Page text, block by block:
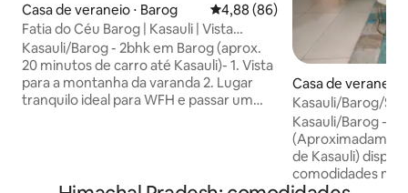
Casa de veraneio ⋅ Barog 4,88 de uma avaliação média
4,88 (86)
Fatia do Céu Barog | Kasauli | Vista
magética
Kasauli/Barog - 2bhk em Barog (aprox.
20 minutos de carro até Kasauli)- 1. Vista
para a montanha da varanda 2. Lugar
tranquilo ideal para WFH e passar um
sistema de música na sala de estar 6.
Casa de veraneio
Kasauli/Barog/
Kasauli/Barog -
de Kasauli)
comodidades